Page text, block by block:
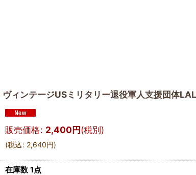
ヴィンテージUSミリタリー退役軍人支援団体
販売価格: 2,400円(税別)
(税込: 2,640円)
在庫数 1点